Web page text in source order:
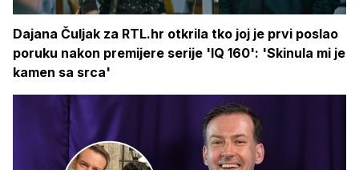
Dajana Čuljak za RTL.hr otkrila tko joj je prvi poslao
poruku nakon premijere serije 'IQ 160': 'Skinula mi je
kamen sa srca'